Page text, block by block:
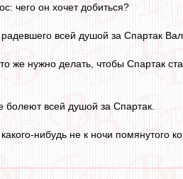
чего он хочет добиться?
всей душой за Спартак
же нужно делать, чтобы Спартак
болеют всей душой за Спартак.
нибудь не к ночи помянутого